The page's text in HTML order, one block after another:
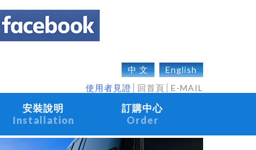
中 文
English
使用者見證
回首頁 E-MAIL
安裝說明
Installation
訂購中心
Order